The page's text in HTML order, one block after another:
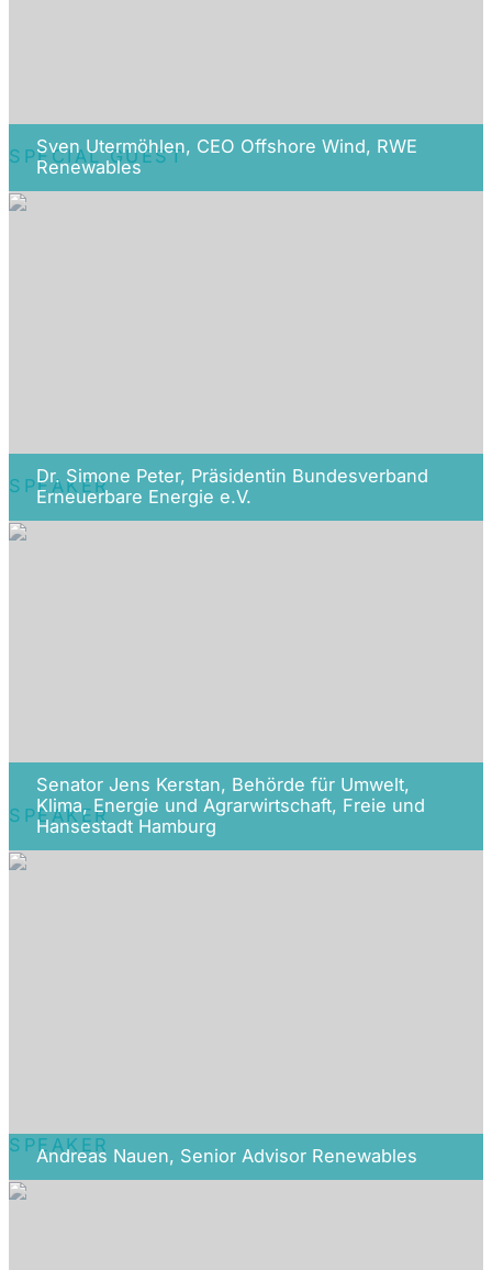
Sven Utermöhlen, CEO Offshore Wind, RWE
Renewables
SPECIAL GUEST
Dr. Simone Peter, Präsidentin Bundesverband
Erneuerbare Energie e.V.
SPEAKER
Senator Jens Kerstan, Behörde für Umwelt,
Klima, Energie und Agrarwirtschaft, Freie und
Hansestadt Hamburg
SPEAKER
Andreas Nauen, Senior Advisor Renewables
SPEAKER